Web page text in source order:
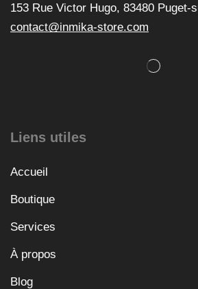
153 Rue Victor Hugo, 83480 Puget-
contact@inmika-store.com
Liens utiles
Accueil
Boutique
Services
À propos
Blog